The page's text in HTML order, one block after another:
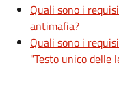
Quali sono i
antimafia?
Quali sono i
"Testo unico delle